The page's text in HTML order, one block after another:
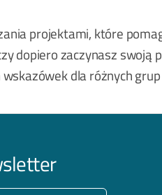
projektami, które
dopiero zaczynasz
dla różnych